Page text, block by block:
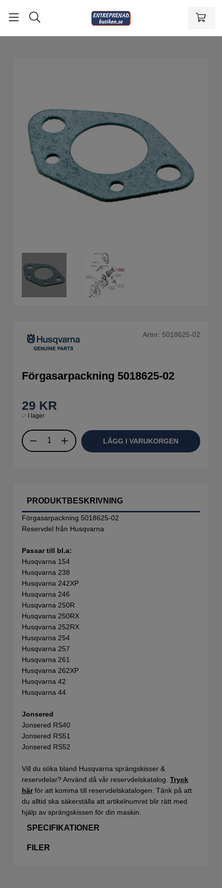
Artnr: 5018625-02
Förgasarpackning 5018625-02
29 KR
I lager
LÄGG I VARUKORGEN
PRODUKTBESKRIVNING
Förgasarpackning 5018625-02
Reservdel från Husqvarna
Passar till bl.a:
Husqvarna 154
Husqvarna 238
Husqvarna 242XP
Husqvarna 246
Husqvarna 250R
Husqvarna 250RX
Husqvarna 252RX
Husqvarna 254
Husqvarna 257
Husqvarna 261
Husqvarna 262XP
Husqvarna 42
Husqvarna 44
Jonsered
Jonsered RS40
Jonsered RS51
Jonsered RS52
Vill du söka bland Husqvarna sprängskisser &
reservdelar? Använd då vår reservdelskatalog. Tryck
härför att komma till reservdelskatalogen. Tänk på att
du alltid ska säkerställa att artikelnumret blir rätt med
hjälp av sprängskissen för din maskin.
SPECIFIKATIONER
FILER